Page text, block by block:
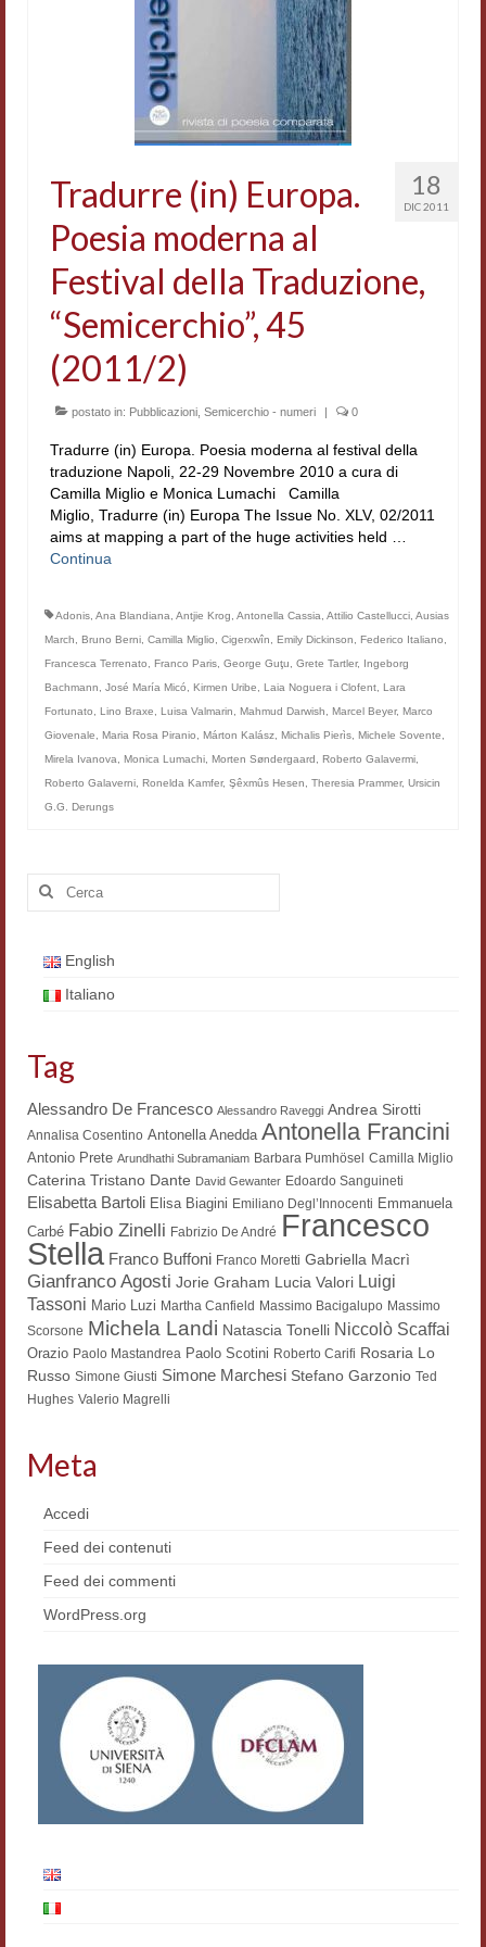
Accordi di cooperazione
Cultura coreana
Koreanische Literatur und Kultur
Hagiographica Coreana
Cultura medioevale
Scrittori Latini dell’Europa Medievale
Corpus Rhythmorum Musicum
Epistolografia
Comparatistica
Semicerchio
Filologia digitale
Corpus Rhythmorum Musicum
Lo studium aretino del ‘200
DIGIMED
Eurasian Latin Archive
Didattica
Master INFOTEXT
Workshop DH
Storia e forme della canzone
Pubblicazioni
Hagiographica Coreana
Koreanische Literatur und Kultur
Scrittori latini dell’Europa medioevale
Testi Mediolatini
Altri volumi
Presentazione
Numeri
Indice 1986-2008
Sezioni bibliografiche
Saggi e testi online
Poesia inglese postcoloniale
18
DIC 2011
Tradurre (in) Europa.
Poesia moderna al
Festival della Traduzione,
“Semicerchio”, 45
(2011/2)
postato in: Pubblicazioni Semicerchio - numeri | 0
Tradurre (in) Europa. Poesia moderna al festival della
traduzione Napoli, 22-29 Novembre 2010 a cura di
Camilla Miglio e Monica Lumachi Camilla
Miglio, Tradurre (in) Europa The Issue No. XLV, 02/2011
aims at mapping a part of the huge activities held …
Continua
Adonis Ana Blandiana Antjie Krog Antonella Cassia Attilio Castellucci Ausias
March
Bruno Berni Camilla Miglio Cigerxwîn Emily Dickinson Federico Italiano
Francesca Terrenato
Franco Paris George Guţu Grete Tartler, Ingeborg
Bachmann
José María Micó Kirmen Uribe Laia Noguera i Clofent Lara
Fortunato
Lino Braxe Luisa Valmarin Mahmud Darwish Marcel Beyer, Marco
Giovenale
Maria Rosa Piranio Márton Kalász Michalis Pierìs Michele Sovente
Mirela Ivanova
Monica Lumachi Morten Søndergaard Roberto Galavermi
Roberto Galaverni Ronelda Kamfer, Şêxmûs Hesen Theresia Prammer, Ursicin
G.G. Derungs
Cerca:
English
Italiano
Tag
Alessandro De Francesco Alessandro Raveggi Andrea Sirotti
Annalisa Cosentino Antonella Anedda Antonella Francini
Antonio Prete Arundhathi Subramaniam Barbara Pumhösel Camilla Miglio
Caterina Tristano Dante David Gewanter Edoardo Sanguineti
Elisabetta Bartoli Elisa Biagini Emiliano Degl’Innocenti Emmanuela
Carbé Fabio Zinelli Fabrizio De André Francesco
Stella Franco Buffoni Franco Moretti Gabriella Macrì
Gianfranco Agosti Jorie Graham Lucia Valori Luigi
Tassoni Mario Luzi Martha Canfield Massimo Bacigalupo Massimo
Scorsone Michela Landi Natascia Tonelli Niccolò Scaffai
Orazio Paolo Mastandrea Paolo Scotini Roberto Carifi Rosaria Lo
Russo Simone Giusti Simone Marchesi Stefano Garzonio Ted
Hughes Valerio Magrelli
Meta
Accedi
Feed dei contenuti
Feed dei commenti
WordPress.org